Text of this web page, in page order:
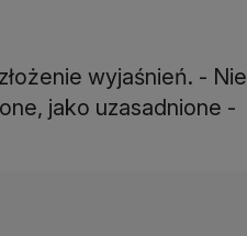
wyjaśnień. - Nie
jako uzasadnione -